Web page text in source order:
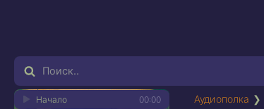
Аудиополка ❯
00:00
Начало